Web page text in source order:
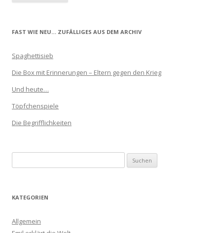
FAST WIE NEU… ZUFÄLLIGES AUS DEM ARCHIV
Spaghettisieb
Die Box mit Erinnerungen – Eltern gegen den Krieg
Und heute…
Töpfchenspiele
Die Begrifflichkeiten
nach:
KATEGORIEN
Allgemein